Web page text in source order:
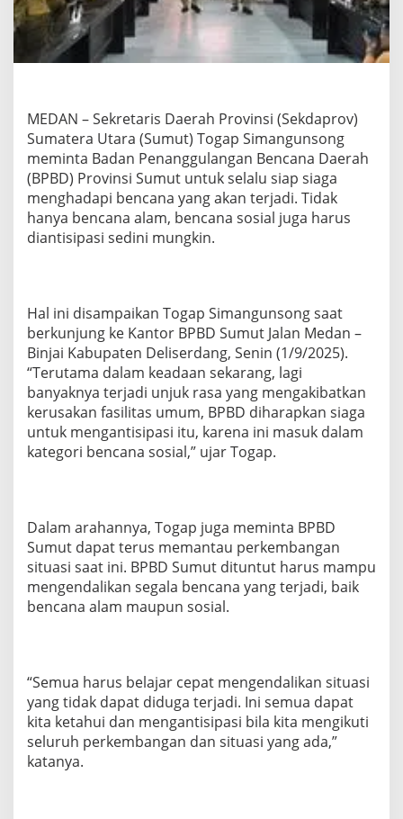
u
m
u
a
l
u
S
i
g
a
p
p
i
B
n
c
a
n
a
MEDAN – Sekretaris Daerah Provinsi (Sekdaprov)
Sumatera Utara (Sumut) Togap Simangunsong
meminta Badan Penanggulangan Bencana Daerah
(BPBD) Provinsi Sumut untuk selalu siap siaga
menghadapi bencana yang akan terjadi. Tidak
hanya bencana alam, bencana sosial juga harus
diantisipasi sedini mungkin.
Hal ini disampaikan Togap Simangunsong saat
berkunjung ke Kantor BPBD Sumut Jalan Medan –
Binjai Kabupaten Deliserdang, Senin (1/9/2025).
“Terutama dalam keadaan sekarang, lagi
banyaknya terjadi unjuk rasa yang mengakibatkan
kerusakan fasilitas umum, BPBD diharapkan siaga
untuk mengantisipasi itu, karena ini masuk dalam
kategori bencana sosial,” ujar Togap.
Dalam arahannya, Togap juga meminta BPBD
Sumut dapat terus memantau perkembangan
situasi saat ini. BPBD Sumut dituntut harus mampu
mengendalikan segala bencana yang terjadi, baik
bencana alam maupun sosial.
“Semua harus belajar cepat mengendalikan situasi
yang tidak dapat diduga terjadi. Ini semua dapat
kita ketahui dan mengantisipasi bila kita mengikuti
seluruh perkembangan dan situasi yang ada,”
katanya.